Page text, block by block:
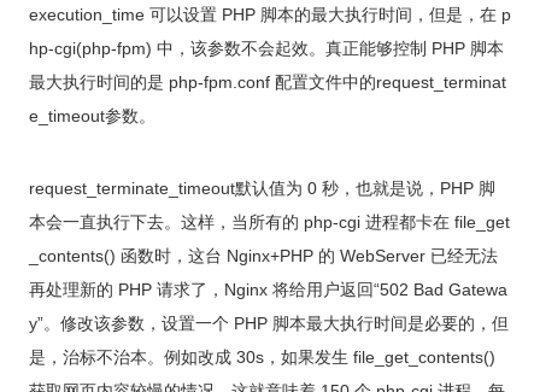
execution_time 可以设置 PHP 脚本的最大执行时间，但是，在 p
hp-cgi(php-fpm) 中，该参数不会起效。真正能够控制 PHP 脚本
最大执行时间的是 php-fpm.conf 配置文件中的request_terminat
e_timeout参数。
request_terminate_timeout默认值为 0 秒，也就是说，PHP 脚
本会一直执行下去。这样，当所有的 php-cgi 进程都卡在 file_get
_contents() 函数时，这台 Nginx+PHP 的 WebServer 已经无法
再处理新的 PHP 请求了，Nginx 将给用户返回“502 Bad Gatewa
y”。修改该参数，设置一个 PHP 脚本最大执行时间是必要的，但
是，治标不治本。例如改成 30s，如果发生 file_get_contents()